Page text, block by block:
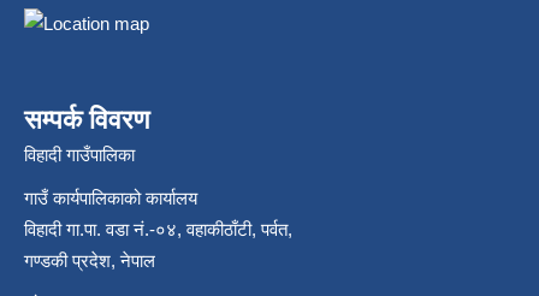
सम्पर्क विवरण
विहादी गाउँपालिका
गाउँ कार्यपालिकाको कार्यालय
विहादी गा.पा. वडा नं.-०४, वहाकीठाँटी, पर्वत,
गण्डकी प्रदेश, नेपाल